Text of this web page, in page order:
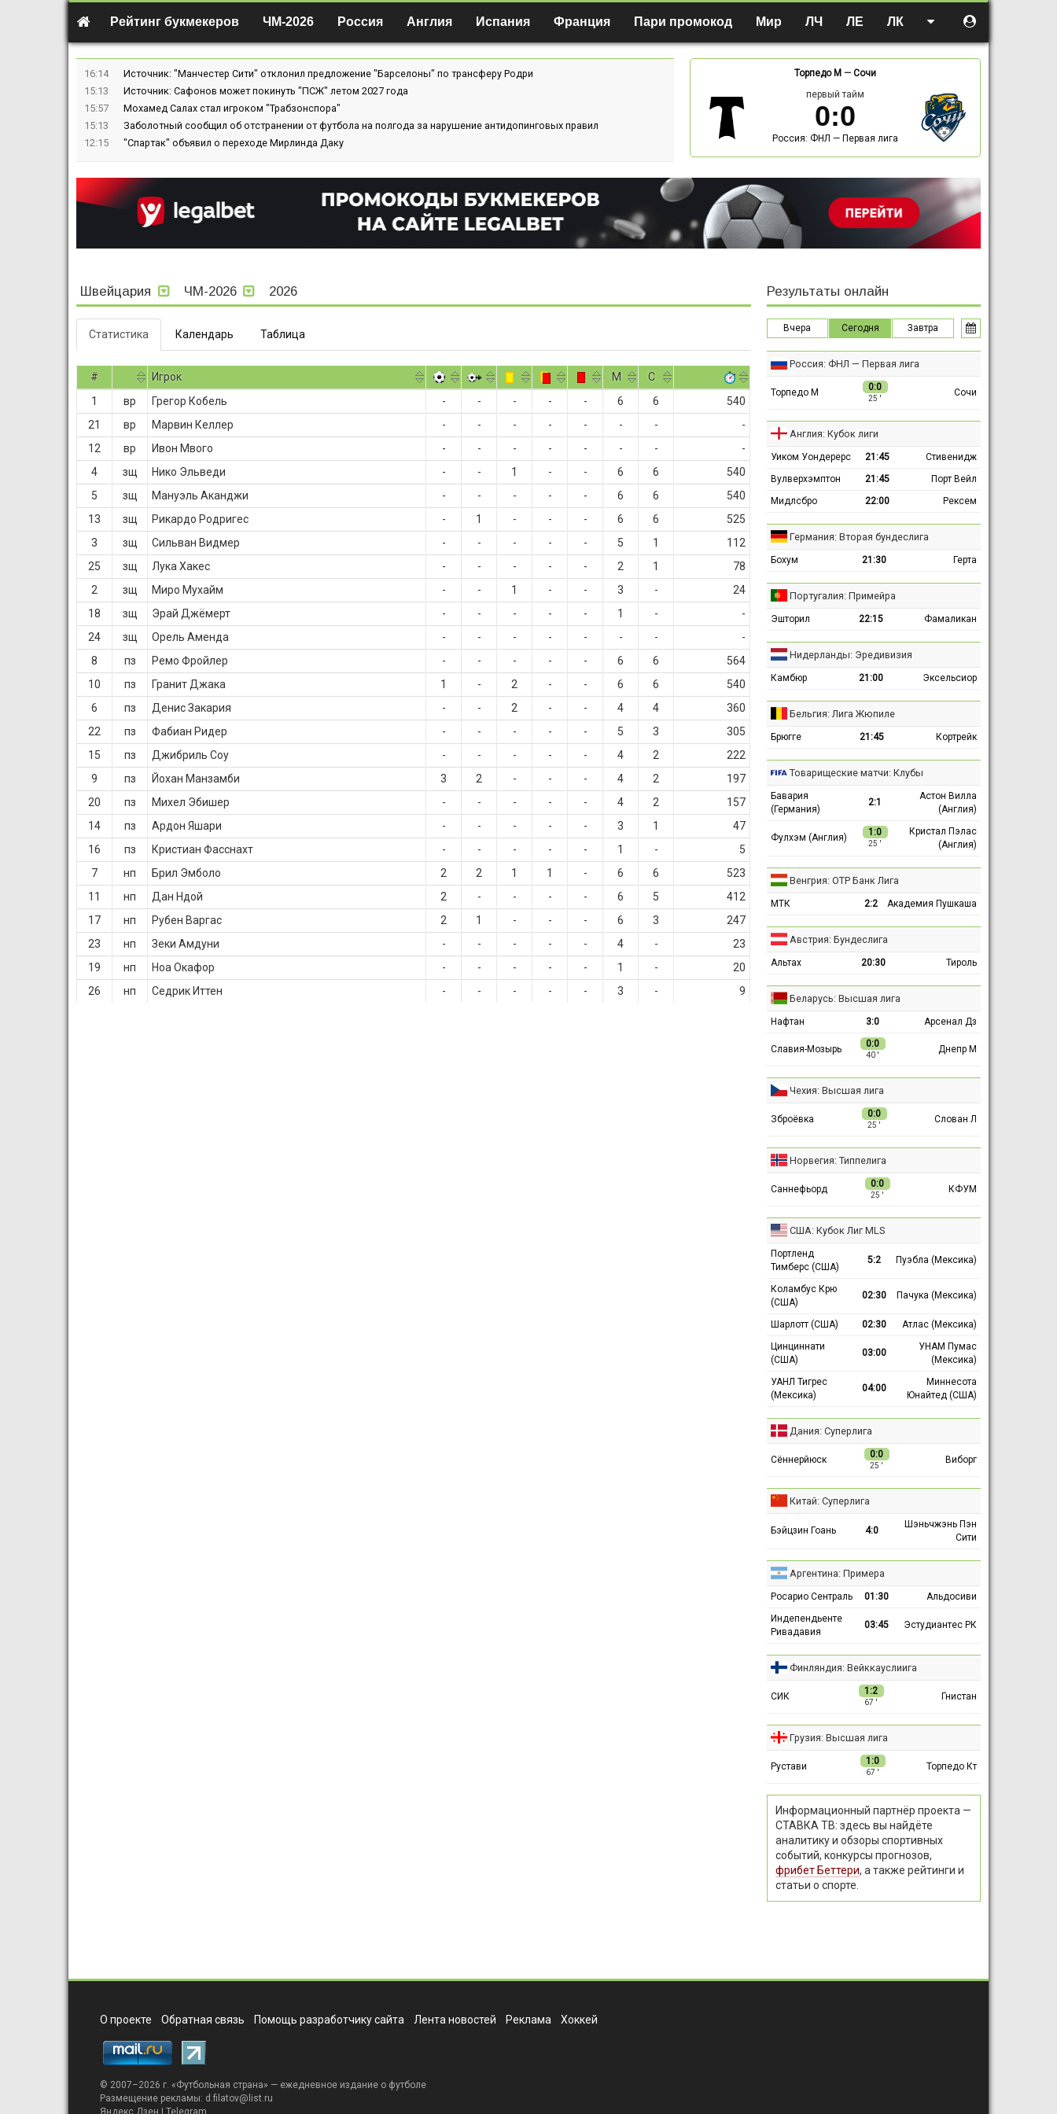
Рейтинг букмекеров ЧМ-2026 Россия Англия Испания Франция Пари промокод Мир ЛЧ ЛЕ ЛК
16:14
Источник: "Манчестер Сити" отклонил предложение "Барселоны" по трансферу Родри
15:13
Источник: Сафонов может покинуть "ПСЖ" летом 2027 года
15:57
Мохамед Салах стал игроком "Трабзонспора"
15:13
Заболотный сообщил об отстранении от футбола на полгода за нарушение антидопинговых правил
12:15
"Спартак" объявил о переходе Мирлинда Даку
Торпедо М — Сочи
первый тайм
0:0
Россия: ФНЛ — Первая лига
Швейцария ЧМ-2026 2026
Статистика Календарь Таблица
# Игрок M
С
1
вр Грегор Кобель - - - - - 6 6
540
21
вр Марвин Келлер - - - - - - -
-
12
вр Ивон Мвого - - - - - - -
-
4
зщ Нико Эльведи - - 1 - - 6 6
540
5
зщ Мануэль Аканджи - - - - - 6 6
540
13
зщ Рикардо Родригес - 1 - - - 6 6
525
3
зщ Сильван Видмер - - - - - 5 1
112
25
зщ Лука Хакес - - - - - 2 1
78
2
зщ Миро Мухайм - - 1 - - 3 -
24
18
зщ Эрай Джёмерт - - - - - 1 -
-
24
зщ Орель Аменда - - - - - - -
-
8
пз Ремо Фройлер - - - - - 6 6
564
10
пз Гранит Джака 1 - 2 - - 6 6
540
6
пз Денис Закария - - 2 - - 4 4
360
22
пз Фабиан Ридер - - - - - 5 3
305
15
пз Джибриль Соу - - - - - 4 2
222
9
пз Йохан Манзамби 3 2 - - - 4 2
197
20
пз Михел Эбишер - - - - - 4 2
157
14
пз Ардон Яшари - - - - - 3 1
47
16
пз Кристиан Фасснахт - - - - - 1 -
5
7
нп Брил Эмболо 2 2 1 1 - 6 6
523
11
нп Дан Ндой 2 - - - - 6 5
412
17
нп Рубен Варгас 2 1 - - - 6 3
247
23
нп Зеки Амдуни - - - - - 4 -
23
19
нп Ноа Окафор - - - - - 1 -
20
26
нп Седрик Иттен - - - - - 3 - 9
Результаты онлайн
Вчера Сегодня Завтра
Россия: ФНЛ — Первая лига
Торпедо М 0:0
25 ′
Сочи
Англия: Кубок лиги
Уиком Уондерерс 21:45
Стивенидж
Вулверхэмптон
21:45
Порт Вейл
Мидлсбро
22:00 Рексем
Германия: Вторая бундеслига
Бохум 21:30 Герта
Португалия: Примейра
Эшторил 22:15 Фамаликан
Нидерланды: Эредивизия
Камбюр 21:00 Эксельсиор
Бельгия: Лига Жюпиле
Брюгге 21:45 Кортрейк
Товарищеские матчи: Клубы
Бавария
(Германия)
2:1
Астон Вилла
(Англия)
Фулхэм (Англия) 1:0
25 ′
Кристал Пэлас
(Англия)
Венгрия: ОТР Банк Лига
МТК 2:2 Академия Пушкаша
Австрия: Бундеслига
Альтах 20:30 Тироль
Беларусь: Высшая лига
Нафтан 3:0 Арсенал Дз
Славия-Мозырь 0:0
40 ′
Днепр М
Чехия: Высшая лига
Зброёвка 0:0
25 ′
Слован Л
Норвегия: Типпелига
Саннефьорд 0:0
25 ′
КФУМ
США: Кубок Лиг MLS
Портленд
Тимберс (США)
5:2 Пуэбла (Мексика)
Коламбус Крю
(США)
02:30 Пачука (Мексика)
Шарлотт (США) 02:30
Атлас (Мексика)
Цинциннати
(США)
03:00
УНАМ Пумас
(Мексика)
УАНЛ Тигрес
(Мексика)
04:00
Миннесота
Юнайтед (США)
Дания: Суперлига
Сённерйюск 0:0
25 ′
Виборг
Китай: Суперлига
Бэйцзин Гоань 4:0
Шэньчжэнь Пэн
Сити
Аргентина: Примера
Росарио Сентраль 01:30
Альдосиви
Индепендьенте
Ривадавия
03:45 Эстудиантес РК
Финляндия: Вейккауслиига
СИК 1:2
67 ′
Гнистан
Грузия: Высшая лига
Рустави 1:0
67 ′
Торпедо Кт
Информационный партнёр проекта —
СТАВКА ТВ: здесь вы найдёте
аналитику и обзоры спортивных
событий, конкурсы прогнозов,
фрибет Беттери, а также рейтинги и
статьи о спорте.
О проекте Обратная связь Помощь разработчику сайта Лента новостей Реклама Хоккей
© 2007–2026 г. «Футбольная страна» — ежедневное издание о футболе
Размещение рекламы: d.filatov@list.ru
Яндекс.Дзен | Telegram